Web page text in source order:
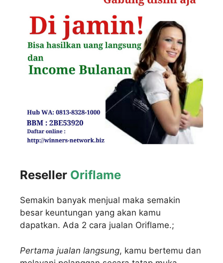
Reseller Oriflame
Semakin banyak menjual maka semakin
besar keuntungan yang akan kamu
dapatkan. Ada 2 cara jualan Oriflame.;
Pertama jualan langsung, kamu bertemu dan